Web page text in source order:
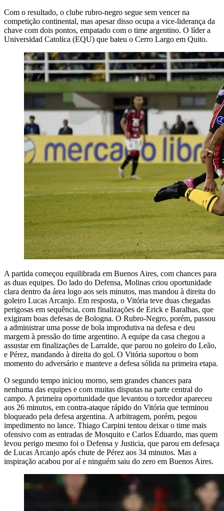
Com o resultado, o clube rubro-negro segue sem vencer na
competição continental, mas apesar disso ocupa a vice-liderança da
chave com dois pontos, empatado com o time argentino. O líder a
Universidad Catolica (EQU) que bateu o Cerro Largo em Quito.
A partida começou equilibrada em Buenos Aires, com chances para
as duas equipes. Do lado do Defensa, Molinas criou oportunidade
clara dentro da área logo aos seis minutos, mas mandou à direita do
goleiro Lucas Arcanjo. Em resposta, o Vitória teve duas chegadas
perigosas em sequência, com finalizações de Erick e Baralhas, que
exigiram boas defesas de Bologna. O Rubro-Negro, porém, passou
a administrar uma posse de bola improdutiva na defesa e deu
margem à pressão do time argentino. A equipe da casa chegou a
assustar em finalizações de Larralde, que parou no goleiro do Leão,
e Pérez, mandando à direita do gol. O Vitória suportou o bom
momento do adversário e manteve a defesa sólida na primeira etapa.
O segundo tempo iniciou morno, sem grandes chances para
nenhuma das equipes e com muitas disputas na parte central do
campo. A primeira oportunidade que levantou o torcedor apareceu
aos 26 minutos, em contra-ataque rápido do Vitória que terminou
bloqueado pela defesa argentina. A arbitragem, porém, pegou
impedimento no lance. Thiago Carpini tentou deixar o time mais
ofensivo com as entradas de Mosquito e Carlos Eduardo, mas quem
levou perigo mesmo foi o Defensa y Justicia, que parou em defesaça
de Lucas Arcanjo após chute de Pérez aos 34 minutos. Mas a
inspiração acabou por aí e ninguém saiu do zero em Buenos Aires.